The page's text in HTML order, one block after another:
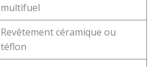
multifuel
Revêtement céramique ou
téflon